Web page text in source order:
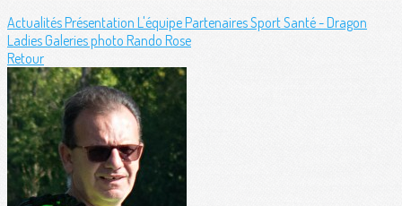
ActualitésPrésentation L'équipePartenairesSport Santé - Dragon
LadiesGaleries photo Rando Rose
Retour